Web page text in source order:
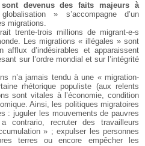
devenus des faits majeurs à
» s’accompagne d’un
migrations.
trente-trois millions de migrant-e-s
Les migrations « illégales » sont
afflux d’indésirables et apparaissent
sur l’ordre mondial et sur l’intégrité
n’a jamais tendu à une « migration-
rhétorique populiste (aux relents
sont vitales à l’économie, condition
Ainsi, les politiques migratoires
: juguler les mouvements de pauvres
recruter des travailleurs
» ; expulser les personnes
terres ou encore empêcher les